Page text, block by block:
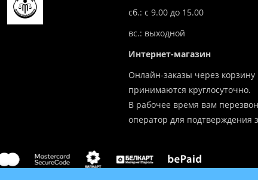
сб.: с 9.00 до 15.00
вс.: выходной
Интернет-магазин
Онлайн-заказы через корзину
принимаются круглосуточно.
В рабочее время вам
оператор для подтверждения